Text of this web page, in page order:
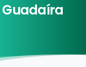
Guadaíra